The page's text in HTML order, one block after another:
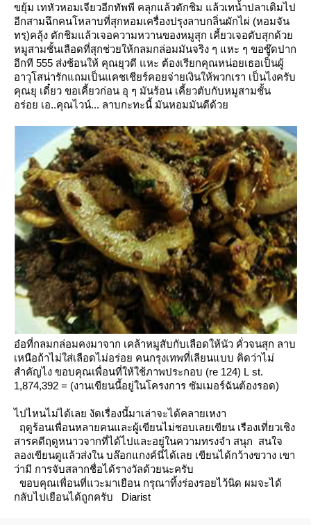
ขยุ้ม เทหัวหอมเจียวอีกทัพพี คลุกแล้วตักชิม แล้วเทน้ำปลาเติมไป
อีกสามฉึกคนโหลาบที่สุกหอมเครื่องปรุงลาบกลิ่นผักไผ่ (หอมจัน
ทรฺ)คลุ้ง ตักชิมแล้วเจอความหวานของหมูสุก เคี้ยวเจอตับสุกด้ว
หมูสามชั้นเลือดที่สุกช่วยให้กลมกล่อมมันจริง ๆ หะ ๆ ขอซู๊ดปาก
อีกที 555 ส่งช้อนให้ คุณยุวดี แหะ ต้องเรียกคุณหน่อยเธอเป็นผู้
อาวุโสน่ารักแถมเป็นแคชเชียร์คอยจ่ายเงินให้พวกเรา เป็นไงครับ
คุณยุ เดี๋ยว ขอเคี้ยวก่อน อุ ๆ มันร้อน เคี้ยวตับกับหมูสามชั้น
อร่อย เอ..คุณไวน์... ลาบกะทะนี้ มันหอมมันดีด้ว
อ๋อที่กลมกล่อมคงมาจาก เคล้าหมูสับกับเลือดให้นัว คั่วจนสุก ลาบ
เหนือถ้าไม่ใส่เลือดไม่อร่อย คนกรุงเทพที่เลียนแบบ คิดว่าไม่
สำคัญไง ขอบคุณเพื่อนที่ให้ใช้ภาพประกอบ (re 124) L st.
1,874,392 = (งานเขียนนี้อยู่ในโครงการ ซัมเมอร์ฉันต้องรอด)
ไปไหนไม่ได้เลย งัดเรื่องนี้มาเล่าจะได้คลายเหงา
ฤดูร้อนเพื่อนหลายคนและผู้เขียนไม่ชอบเลยเขียน เรืองเที่ยวเชิง
สารคดีฤดูหนาวจากที่ได้ไปและอยู่ในความทรงจำ สนุก สนใจ
ลองเขียนดูแล้วส่งใน บล๊อกแกงค์นี่ได้เลย เขียนได้กว้างขวาง เขา
ว่ามี การจับสลากชื่อได้รางวัลด้วยนะครับ
ขอบคุณเพื่อนที่แวะมาเยือน กรุณาทิ้งร่องรอยไว้นิด ผมจะได้
กลับไปเยือนได้ถูกครับ
Diarist